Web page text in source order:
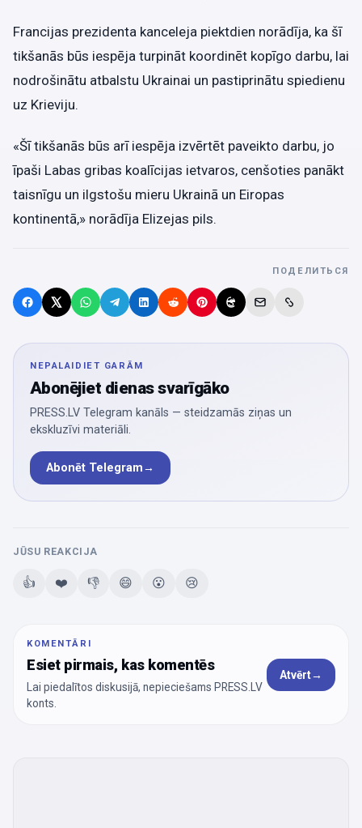
Francijas prezidenta kanceleja piektdien norādīja, ka šī
tikšanās būs iespēja turpināt koordinēt kopīgo darbu, lai
nodrošinātu atbalstu Ukrainai un pastiprinātu spiedienu
uz Krieviju.
«Šī tikšanās būs arī iespēja izvērtēt paveikto darbu, jo
īpaši Labas gribas koalīcijas ietvaros, cenšoties panākt
taisnīgu un ilgstošu mieru Ukrainā un Eiropas
kontinentā,» norādīja Elizejas pils.
ПОДЕЛИТЬСЯ
NEPALAIDIET GARĀM
Abonējiet dienas svarīgāko
PRESS.LV Telegram kanāls — steidzamās ziņas un
ekskluzīvi materiāli.
Abonēt Telegram→
JŪSU REAKCIJA
👍 ❤️ 👎 😄 😮 😢
KOMENTĀRI
Esiet pirmais, kas komentēs
Lai piedalītos diskusijā, nepieciešams PRESS.LV
konts.
Atvērt→